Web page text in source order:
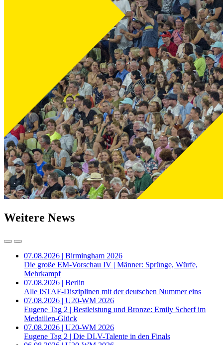
Weitere News
07.08.2026 | Birmingham 2026
Die große EM-Vorschau IV | Männer: Sprünge, Würfe,
Mehrkampf
07.08.2026 | Berlin
Alle ISTAF-Disziplinen mit der deutschen Nummer eins
07.08.2026 | U20-WM 2026
Eugene Tag 2 | Bestleistung und Bronze: Emily Scherf im
Medaillen-Glück
07.08.2026 | U20-WM 2026
Eugene Tag 2 | Die DLV-Talente in den Finals